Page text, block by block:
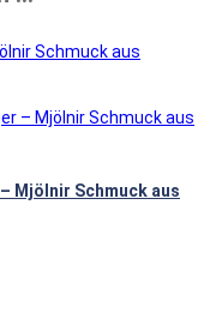
Mjölnir Schmuck aus